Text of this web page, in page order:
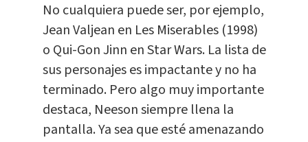
No cualquiera puede ser, por ejemplo,
Jean Valjean en Les Miserables (1998)
o Qui-Gon Jinn en Star Wars. La lista de
sus personajes es impactante y no ha
terminado. Pero algo muy importante
destaca, Neeson siempre llena la
pantalla. Ya sea que esté amenazando